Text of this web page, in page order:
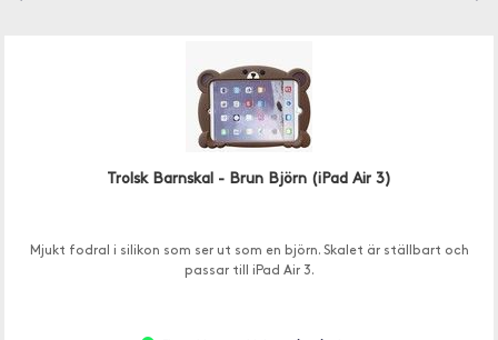
Trolsk Barnskal - Brun Björn (iPad Air 3)
Mjukt fodral i silikon som ser ut som en björn. Skalet är ställbart och
passar till iPad Air 3.